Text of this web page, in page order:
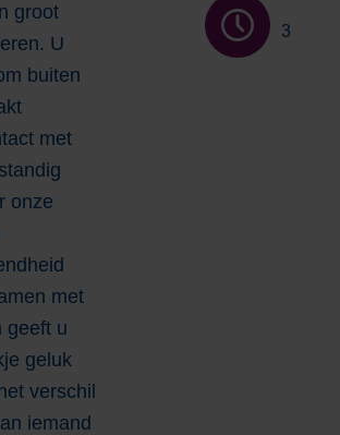
groot
U
buiten
met
onze
met
geeft u
geluk
verschil
iemand
3